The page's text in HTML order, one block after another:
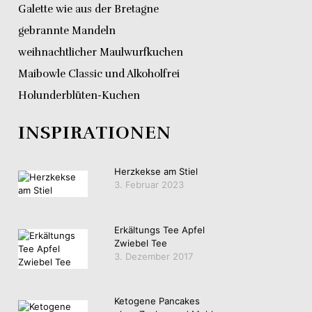
Galette wie aus der Bretagne
gebrannte Mandeln
weihnachtlicher Maulwurfkuchen
Maibowle Classic und Alkoholfrei
Holunderblüten-Kuchen
INSPIRATIONEN
Herzkekse am Stiel
3. Februar 2023
Erkältungs Tee Apfel
Zwiebel Tee
3. Dezember 2017
Ketogene Pancakes